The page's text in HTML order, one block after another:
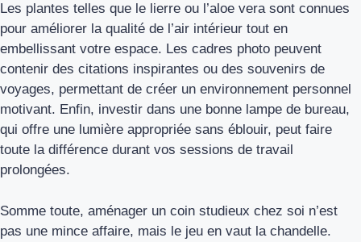
Les plantes telles que le lierre ou l’aloe vera sont connues
pour améliorer la qualité de l’air intérieur tout en
embellissant votre espace. Les cadres photo peuvent
contenir des citations inspirantes ou des souvenirs de
voyages, permettant de créer un environnement personnel
motivant. Enfin, investir dans une bonne lampe de bureau,
qui offre une lumière appropriée sans éblouir, peut faire
toute la différence durant vos sessions de travail
prolongées.
Somme toute, aménager un coin studieux chez soi n’est
pas une mince affaire, mais le jeu en vaut la chandelle.